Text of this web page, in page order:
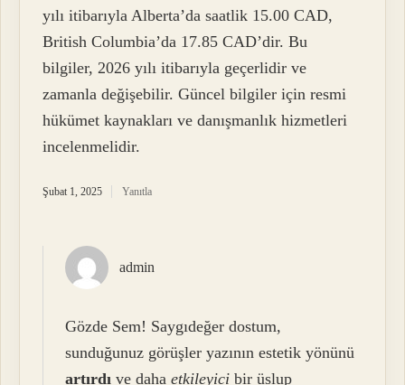
yılı itibarıyla Alberta’da saatlik 15.00 CAD,
British Columbia’da 17.85 CAD’dir. Bu
bilgiler, 2026 yılı itibarıyla geçerlidir ve
zamanla değişebilir. Güncel bilgiler için resmi
hükümet kaynakları ve danışmanlık hizmetleri
incelenmelidir.
Şubat 1, 2025 Yanıtla
admin
Gözde Sem! Saygıdeğer dostum,
sunduğunuz görüşler yazının estetik yönünü
artırdı ve dahaetkileyici bir üslup